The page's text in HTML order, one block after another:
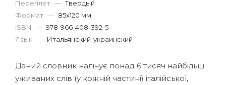
Переплет — Твердый
Формат — 85x120 мм
ISBN — 978-966-408-392-5
Язык — Итальянский-украинский
Даний словник налічує понад 6 тисяч найбільш
уживаних слів (у кожній частині) італійської,